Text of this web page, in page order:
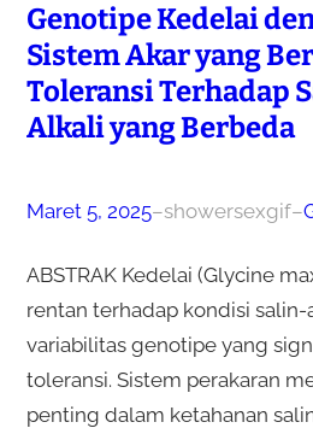
Genotipe Kedelai
Sistem Akar yang
Toleransi Terhadap
Alkali yang Berbeda
Maret 5, 2025–showersexgif–
ABSTRAK Kedelai (Glycine
rentan terhadap kondisi
variabilitas genotipe yang
toleransi. Sistem perakaran
penting dalam ketahanan